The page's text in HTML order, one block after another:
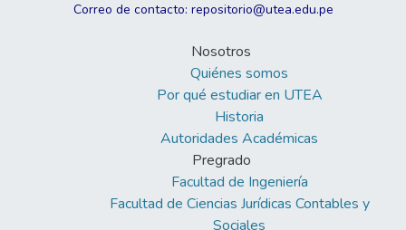
Correo de contacto: repositorio@utea.edu.pe
Nosotros
Quiénes somos
Por qué estudiar en UTEA
Historia
Autoridades Académicas
Pregrado
Facultad de Ingeniería
Facultad de Ciencias Jurídicas Contables y
Sociales